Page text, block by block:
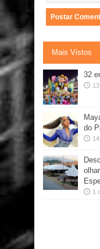
Mais Vistos
32
do
1